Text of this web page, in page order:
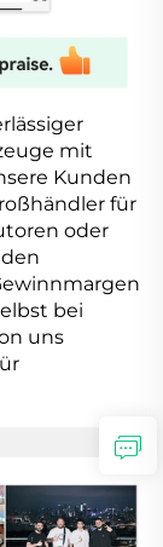
mit
Kunden
für
oder
bei
uns